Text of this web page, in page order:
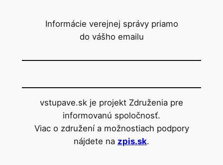
Informácie verejnej správy priamo
do vášho emailu
vstupave.sk je projekt Združenia pre
informovanú spoločnosť.
Viac o združení a možnostiach podpory
nájdete na zpis.sk.